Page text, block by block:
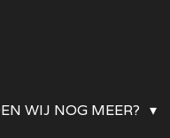
WIJ NOG MEER?